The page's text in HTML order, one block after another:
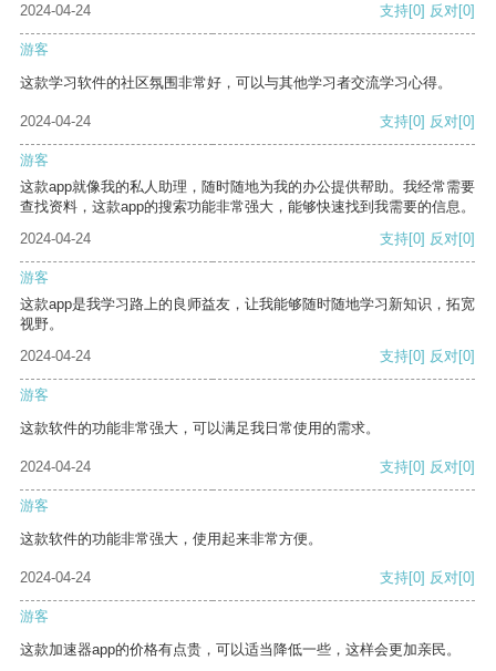
2024-04-24 支持[0] 反对[0]
游客
这款学习软件的社区氛围非常好，可以与其他学习者交流学习心得。
2024-04-24 支持[0] 反对[0]
游客
这款app就像我的私人助理，随时随地为我的办公提供帮助。我经常需要
查找资料，这款app的搜索功能非常强大，能够快速找到我需要的信息。
2024-04-24
支持[0] 反对[0]
游客
这款app是我学习路上的良师益友，让我能够随时随地学习新知识，拓宽
视野。
2024-04-24
支持[0] 反对[0]
游客
这款软件的功能非常强大，可以满足我日常使用的需求。
2024-04-24 支持[0] 反对[0]
游客
这款软件的功能非常强大，使用起来非常方便。
2024-04-24 支持[0] 反对[0]
游客
这款加速器app的价格有点贵，可以适当降低一些，这样会更加亲民。